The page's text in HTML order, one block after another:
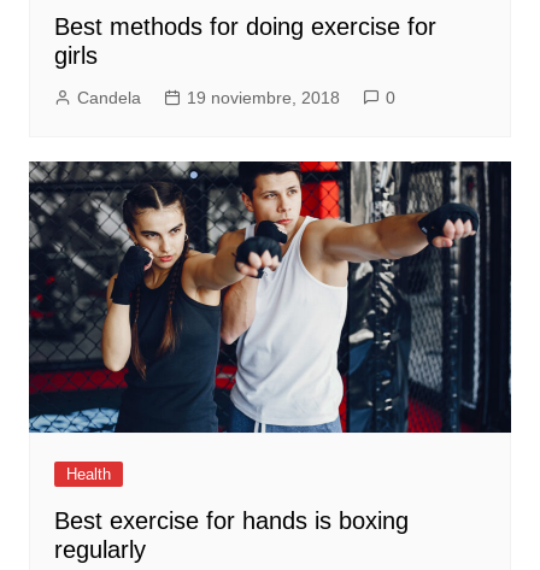
Best methods for doing exercise for
girls
Candela 19 noviembre, 2018 0
Health
Best exercise for hands is boxing
regularly